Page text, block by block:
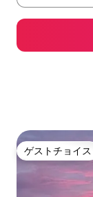
ゲストチョイス
ゲストチョイス